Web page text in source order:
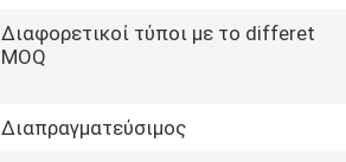
Διαφορετικοί τύποι με το differet
MOQ
Διαπραγματεύσιμος